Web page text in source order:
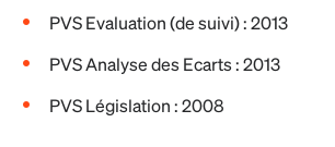
PVS Evaluation (de suivi) : 2013
PVS Analyse des Ecarts : 2013
PVS Législation : 2008